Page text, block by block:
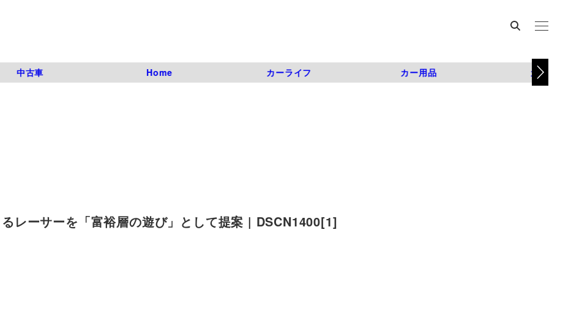
中古車 Home カーライフ カー用品 カスタム
レーサーを「富裕層の遊び」として提案 | DSCN1400[1]